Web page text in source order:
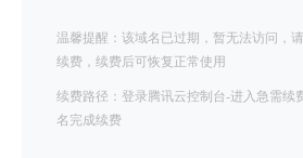
温馨提醒：该域名已过期，暂无法访问，
续费，续费后可恢复正常使用
续费路径：登录腾讯云控制台-进入急需续
名完成续费